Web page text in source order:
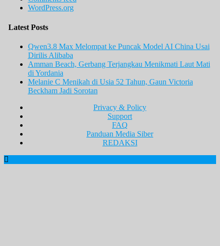
WordPress.org
Latest Posts
Qwen3.8 Max Melompat ke Puncak Model AI China Usai
Dirilis Alibaba
Amman Beach, Gerbang Terjangkau Menikmati Laut Mati
di Yordania
Melanie C Menikah di Usia 52 Tahun, Gaun Victoria
Beckham Jadi Sorotan
Privacy & Policy
Support
FAQ
Panduan Media Siber
REDAKSI